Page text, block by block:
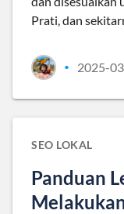
Prati, dan
• 2025-
SEO LOKAL
Panduan